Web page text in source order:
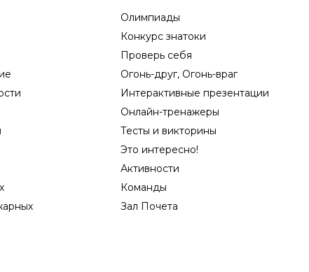
Олимпиады
Конкурс знатоки
Проверь себя
Огонь-друг, Огонь-враг
Интерактивные презентации
Онлайн-тренажеры
Тесты и викторины
Это интересно!
Активности
Команды
Зал Почета